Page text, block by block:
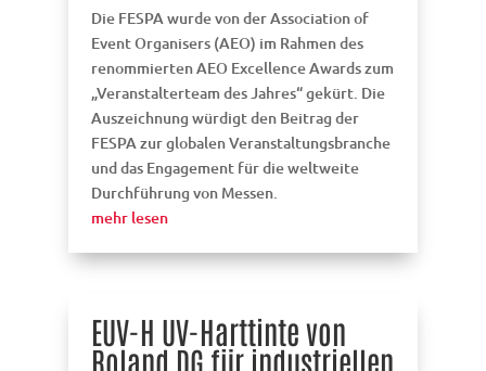
Die FESPA wurde von der Association of
Event Organisers (AEO) im Rahmen des
renommierten AEO Excellence Awards zum
„Veranstalterteam des Jahres“ gekürt. Die
Auszeichnung würdigt den Beitrag der
FESPA zur globalen Veranstaltungsbranche
und das Engagement für die weltweite
Durchführung von Messen.
mehr lesen
EUV-H UV-Harttinte von
Roland DG für industriellen